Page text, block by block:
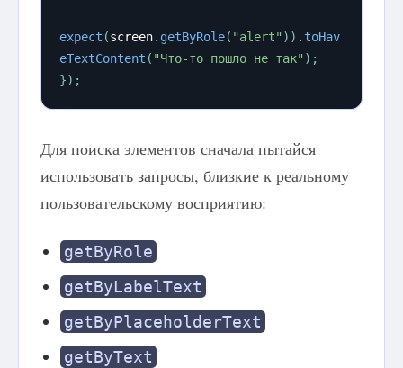
expect (screen. getByRole( "alert" ) ) . toHav
eTextContent ( "Что-то пошло не так" ) ;
}) ;
Для поиска элементов сначала пытайся
использовать запросы, близкие к реальному
пользовательскому восприятию:
getByRole
getByLabelText
getByPlaceholderText
getByText